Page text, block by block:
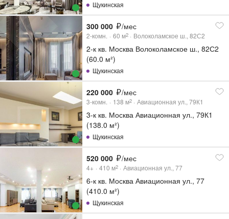
Щукинская
300 000 /мес
2-комн. 60 м2 Волоколамское ш., 82С2
2-к кв. Москва Волоколамское ш., 82С2
(60.0 м²)
Щукинская
220 000 /мес
3-комн. 138 м2 Авиационная ул., 79К1
3-к кв. Москва Авиационная ул., 79К1
(138.0 м²)
Щукинская
520 000 /мес
4+ 410 м2 Авиационная ул., 77
6-к кв. Москва Авиационная ул., 77
(410.0 м²)
Щукинская